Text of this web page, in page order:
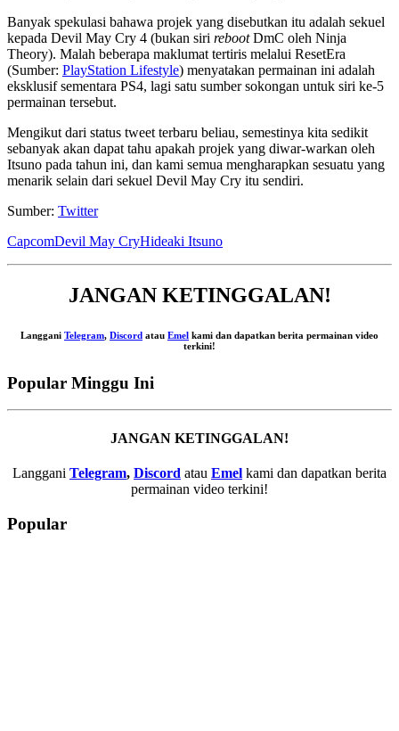
Banyak spekulasi bahawa projek yang disebutkan itu adalah sekuel
kepada Devil May Cry 4 (bukan siri rebootDmC oleh Ninja
Theory). Malah beberapa maklumat tertiris melalui ResetEra
(Sumber: PlayStation Lifestyle) menyatakan permainan ini adalah
eksklusif sementara PS4, lagi satu sumber sokongan untuk siri ke-5
permainan tersebut.
Mengikut dari status tweet terbaru beliau, semestinya kita sedikit
sebanyak akan dapat tahu apakah projek yang diwar-warkan oleh
Itsuno pada tahun ini, dan kami semua mengharapkan sesuatu yang
menarik selain dari sekuel Devil May Cry itu sendiri.
Sumber: Twitter
CapcomDevil May CryHideaki Itsuno
JANGAN KETINGGALAN!
Langgani Telegram, Discord atau Emel kami dan dapatkan berita permainan video
terkini!
Popular Minggu Ini
JANGAN KETINGGALAN!
Langgani Telegram, Discord atau Emel kami dan dapatkan berita
permainan video terkini!
Popular